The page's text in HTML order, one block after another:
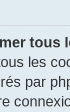
tous
les
par